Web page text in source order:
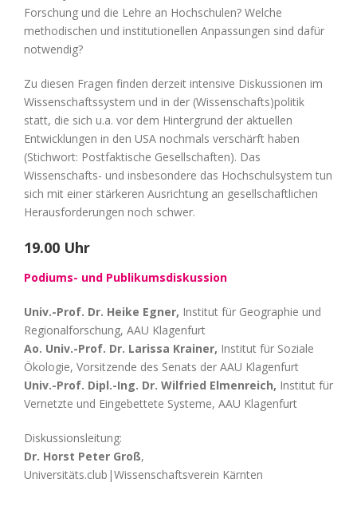
Forschung und die Lehre an Hochschulen? Welche
methodischen und institutionellen Anpassungen sind dafür
notwendig?
Zu diesen Fragen finden derzeit intensive Diskussionen im
Wissenschaftssystem und in der (Wissenschafts)politik
statt, die sich u.a. vor dem Hintergrund der aktuellen
Entwicklungen in den USA nochmals verschärft haben
(Stichwort: Postfaktische Gesellschaften). Das
Wissenschafts- und insbesondere das Hochschulsystem tun
sich mit einer stärkeren Ausrichtung an gesellschaftlichen
Herausforderungen noch schwer.
19.00 Uhr
Podiums- und Publikumsdiskussion
Univ.-Prof. Dr. Heike Egner, Institut für Geographie und
Regionalforschung, AAU Klagenfurt
Ao. Univ.-Prof. Dr. Larissa Krainer, Institut für Soziale
Ökologie, Vorsitzende des Senats der AAU Klagenfurt
Univ.-Prof. Dipl.-Ing. Dr. Wilfried Elmenreich, Institut für
Vernetzte und Eingebettete Systeme, AAU Klagenfurt
Diskussionsleitung:
Dr. Horst Peter Groß,
Universitäts.club|Wissenschaftsverein Kärnten